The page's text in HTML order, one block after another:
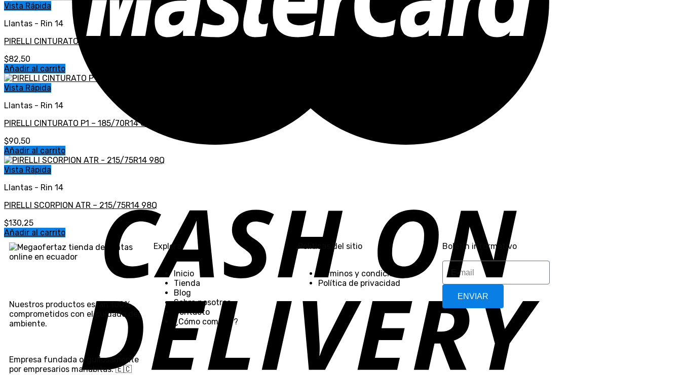
Vista Rápida
Llantas - Rin 14
PIRELLI CINTURATO P1 – 185/65R14 86T
$82,50
Añadir al carrito
Vista Rápida
Llantas - Rin 14
PIRELLI CINTURATO P1 – 185/70R14 88H
$90,50
Añadir al carrito
Vista Rápida
Llantas - Rin 14
PIRELLI SCORPION ATR – 215/75R14 98Q
$130,25
Añadir al carrito
Nuestros productos están 100%
comprometidos con el cuidado del
ambiente.
Empresa fundada orgullosamente
por empresarios manabitas. 🇪🇨
Explora
Inicio
Tienda
Blog
Sobre nosotros
Contacto
¿Cómo comprar?
Políticas del sitio
Términos y condiciones
Política de privacidad
Boletín informativo
ENVIAR